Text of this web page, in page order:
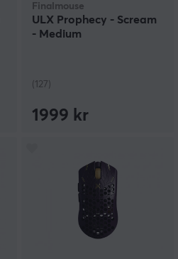
Finalmouse
ULX Prophecy - Scream
- Medium
(127)
1999 kr